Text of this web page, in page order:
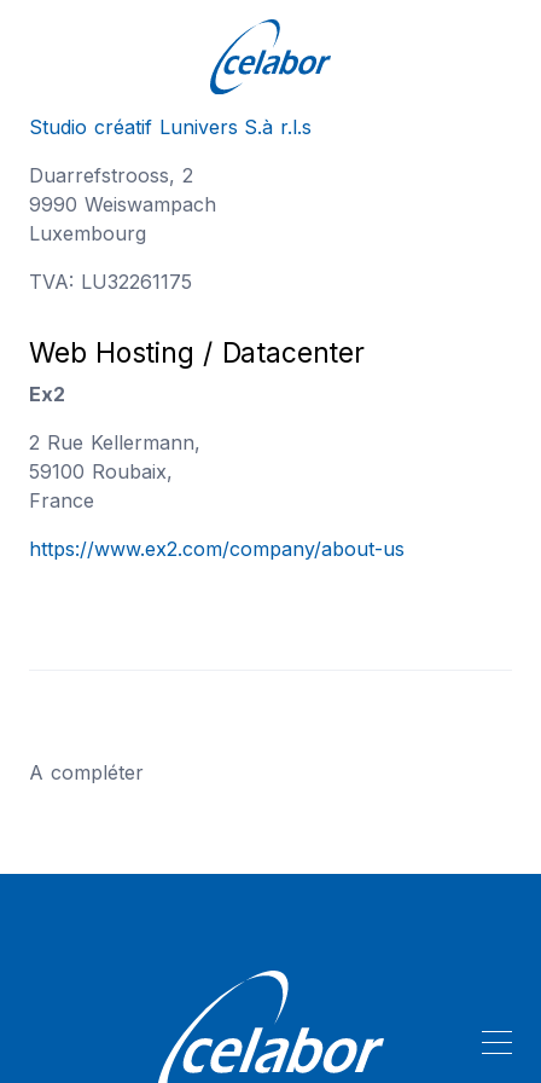
Studio créatif Lunivers S.à r.l.s
Duarrefstrooss, 2
9990 Weiswampach
Luxembourg
TVA: LU32261175
Web Hosting / Datacenter
Ex2
2 Rue Kellermann,
59100 Roubaix,
France
https://www.ex2.com/company/about-us
A compléter